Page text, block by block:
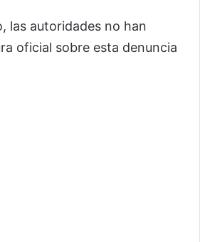
las autoridades no han
oficial sobre esta denuncia